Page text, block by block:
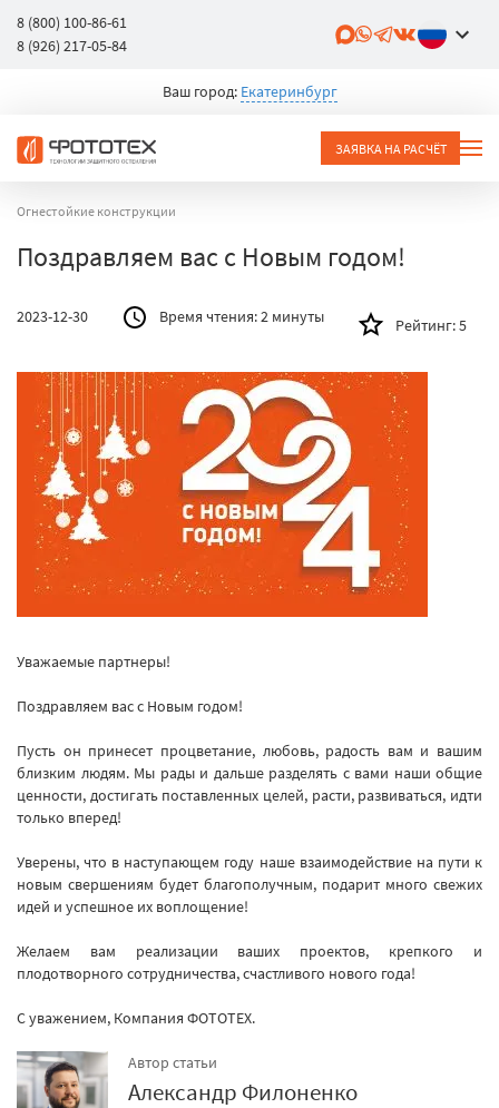
8 (800) 100-86-61
8 (926) 217-05-84
Ваш город: Екатеринбург
ЗАЯВКА НА РАСЧЁТ
Огнестойкие конструкции
Поздравляем вас с Новым годом!
2023-12-30 Время чтения:2 минуты Рейтинг:5
Уважаемые партнеры!
Поздравляем вас с Новым годом!
Пусть он принесет процветание, любовь, радость вам и вашим
близким людям. Мы рады и дальше разделять с вами наши общие
ценности, достигать поставленных целей, расти, развиваться, идти
только вперед!
Уверены, что в наступающем году наше взаимодействие на пути к
новым свершениям будет благополучным, подарит много свежих
идей и успешное их воплощение!
Желаем вам реализации ваших проектов, крепкого и
плодотворного сотрудничества, счастливого нового года!
С уважением, Компания ФОТОТЕХ.
Автор статьи
Александр Филоненко